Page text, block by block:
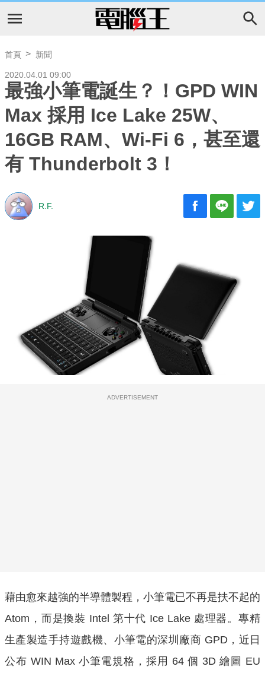
首頁 新聞
2020.04.01 09:00
最強小筆電誕生？！GPD WIN
Max 採用 Ice Lake 25W、
16GB RAM、Wi-Fi 6，甚至還
有 Thunderbolt 3！
R.F.
ADVERTISEMENT
藉由愈來越強的半導體製程，小筆電已不再是扶不起的
Atom，而是換裝 Intel 第十代 Ice Lake 處理器。專精
生產製造手持遊戲機、小筆電的深圳廠商 GPD，近日
公布 WIN Max 小筆電規格，採用 64 個 3D 繪圖 EU